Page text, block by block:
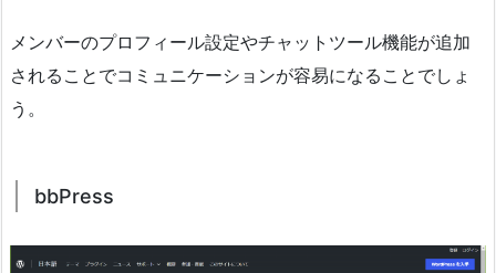
メンバーのプロフィール設定やチャットツール機能が追加
されることでコミュニケーションが容易になることでしょ
う。
bbPress